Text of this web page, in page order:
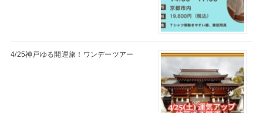
4/25神戸ゆる開運旅！ワンデーツアー